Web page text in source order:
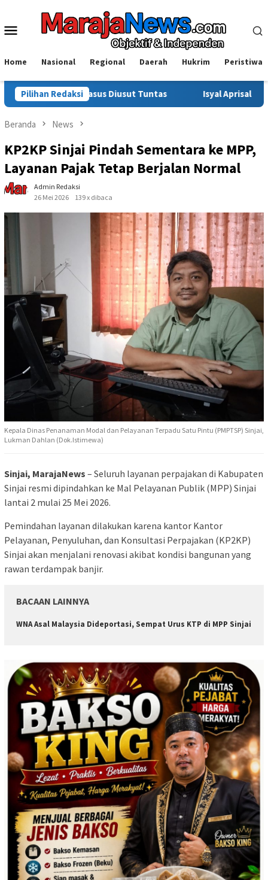
konten
Menu
Home Nasional Regional Daerah Hukrim Peristiwa
Pilihan Redaksi
Diusut Tuntas Isyal Aprisal Pemuda Sinjai Soroti
Beranda News
KP2KP Sinjai Pindah Sementara ke MPP,
Layanan Pajak Tetap Berjalan Normal
Admin Redaksi
26 Mei 2026
139 x dibaca
Kepala Dinas Penanaman Modal dan Pelayanan Terpadu Satu Pintu (PMPTSP) Sinjai,
Lukman Dahlan (Dok.Istimewa)
Sinjai, MarajaNews – Seluruh layanan perpajakan di Kabupaten
Sinjai resmi dipindahkan ke Mal Pelayanan Publik (MPP) Sinjai
lantai 2 mulai 25 Mei 2026.
Pemindahan layanan dilakukan karena kantor Kantor
Pelayanan, Penyuluhan, dan Konsultasi Perpajakan (KP2KP)
Sinjai akan menjalani renovasi akibat kondisi bangunan yang
rawan terdampak banjir.
BACAAN LAINNYA
WNA Asal Malaysia Dideportasi, Sempat Urus KTP di MPP Sinjai